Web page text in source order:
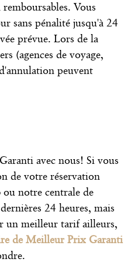
Vous
sans pénalité jusqu'à 24
prévue. Lors de la
(agences de voyage,
peuvent
avec nous! Si vous
de votre réservation
ou notre centrale de
24 heures, mais
un meilleur tarif ailleurs,
de Meilleur Prix Garanti